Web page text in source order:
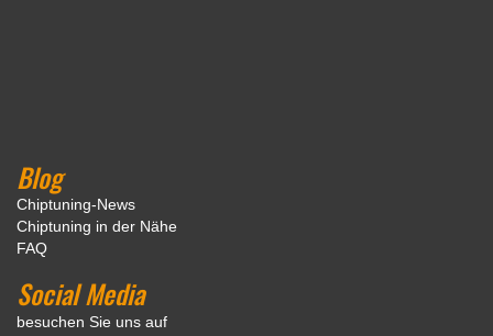
Blog
Chiptuning-News
Chiptuning in der Nähe
FAQ
Social Media
besuchen Sie uns auf